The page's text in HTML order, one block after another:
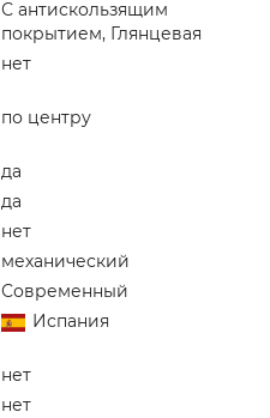
С антискользящим
покрытием, Глянцевая
нет
по центру
да
да
нет
механический
Современный
Испания
нет
нет